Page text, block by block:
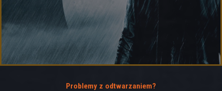
Problemy z odtwarzaniem?